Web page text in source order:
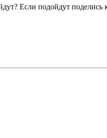
Если подойдут